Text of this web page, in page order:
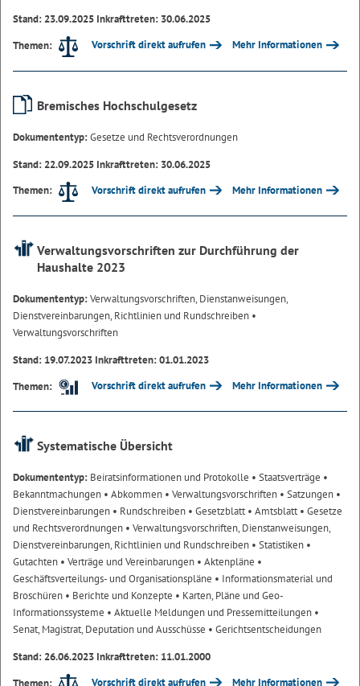
Stand: 23.09.2025 Inkrafttreten: 30.06.2025
Themen:
Vorschrift direkt aufrufen Mehr Informationen
Bremisches Hochschulgesetz
Dokumententyp:Gesetze und Rechtsverordnungen
Stand: 22.09.2025 Inkrafttreten: 30.06.2025
Themen:
Vorschrift direkt aufrufen Mehr Informationen
Verwaltungsvorschriften zur Durchführung der
Haushalte 2023
Dokumententyp:Verwaltungsvorschriften, Dienstanweisungen,
Dienstvereinbarungen, Richtlinien und Rundschreiben •
Verwaltungsvorschriften
Stand: 19.07.2023 Inkrafttreten: 01.01.2023
Themen:
Vorschrift direkt aufrufen Mehr Informationen
Systematische Übersicht
Dokumententyp: Beiratsinformationen und Protokolle • Staatsverträge •
Bekanntmachungen • Abkommen • Verwaltungsvorschriften • Satzungen •
Dienstvereinbarungen • Rundschreiben • Gesetzblatt• Amtsblatt• Gesetze
und Rechtsverordnungen • Verwaltungsvorschriften, Dienstanweisungen,
Dienstvereinbarungen, Richtlinien und Rundschreiben • Statistiken •
Gutachten • Verträge und Vereinbarungen • Aktenpläne •
Geschäftsverteilungs- und Organisationspläne • Informationsmaterial und
Broschüren • Berichte und Konzepte • Karten, Pläne und Geo-
Informationssysteme • Aktuelle Meldungen und Pressemitteilungen •
Senat, Magistrat, Deputation und Ausschüsse • Gerichtsentscheidungen
Stand: 26.06.2023 Inkrafttreten: 11.01.2000
Themen:
Vorschrift direkt aufrufen Mehr Informationen